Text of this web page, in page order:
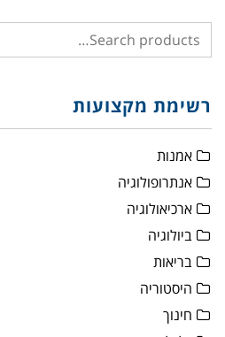
רשימת מקצועות
אמנות
אנתרופולוגיה
ארכיאולוגיה
ביולוגיה
בריאות
היסטוריה
חינוך